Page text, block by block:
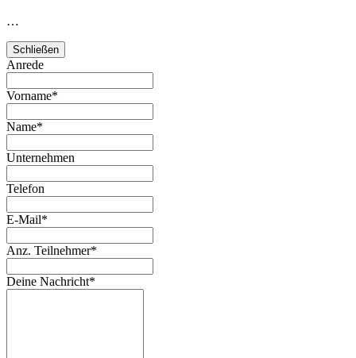
…
Schließen
Anrede
Vorname*
Name*
Unternehmen
Telefon
E-Mail*
Anz. Teilnehmer*
Deine Nachricht*